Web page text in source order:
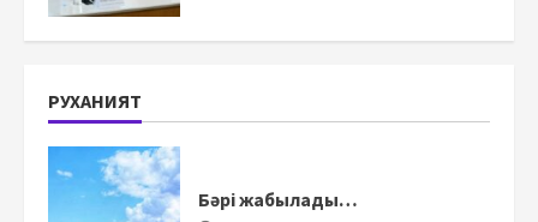
РУХАНИЯТ
Бәрі жабылады…